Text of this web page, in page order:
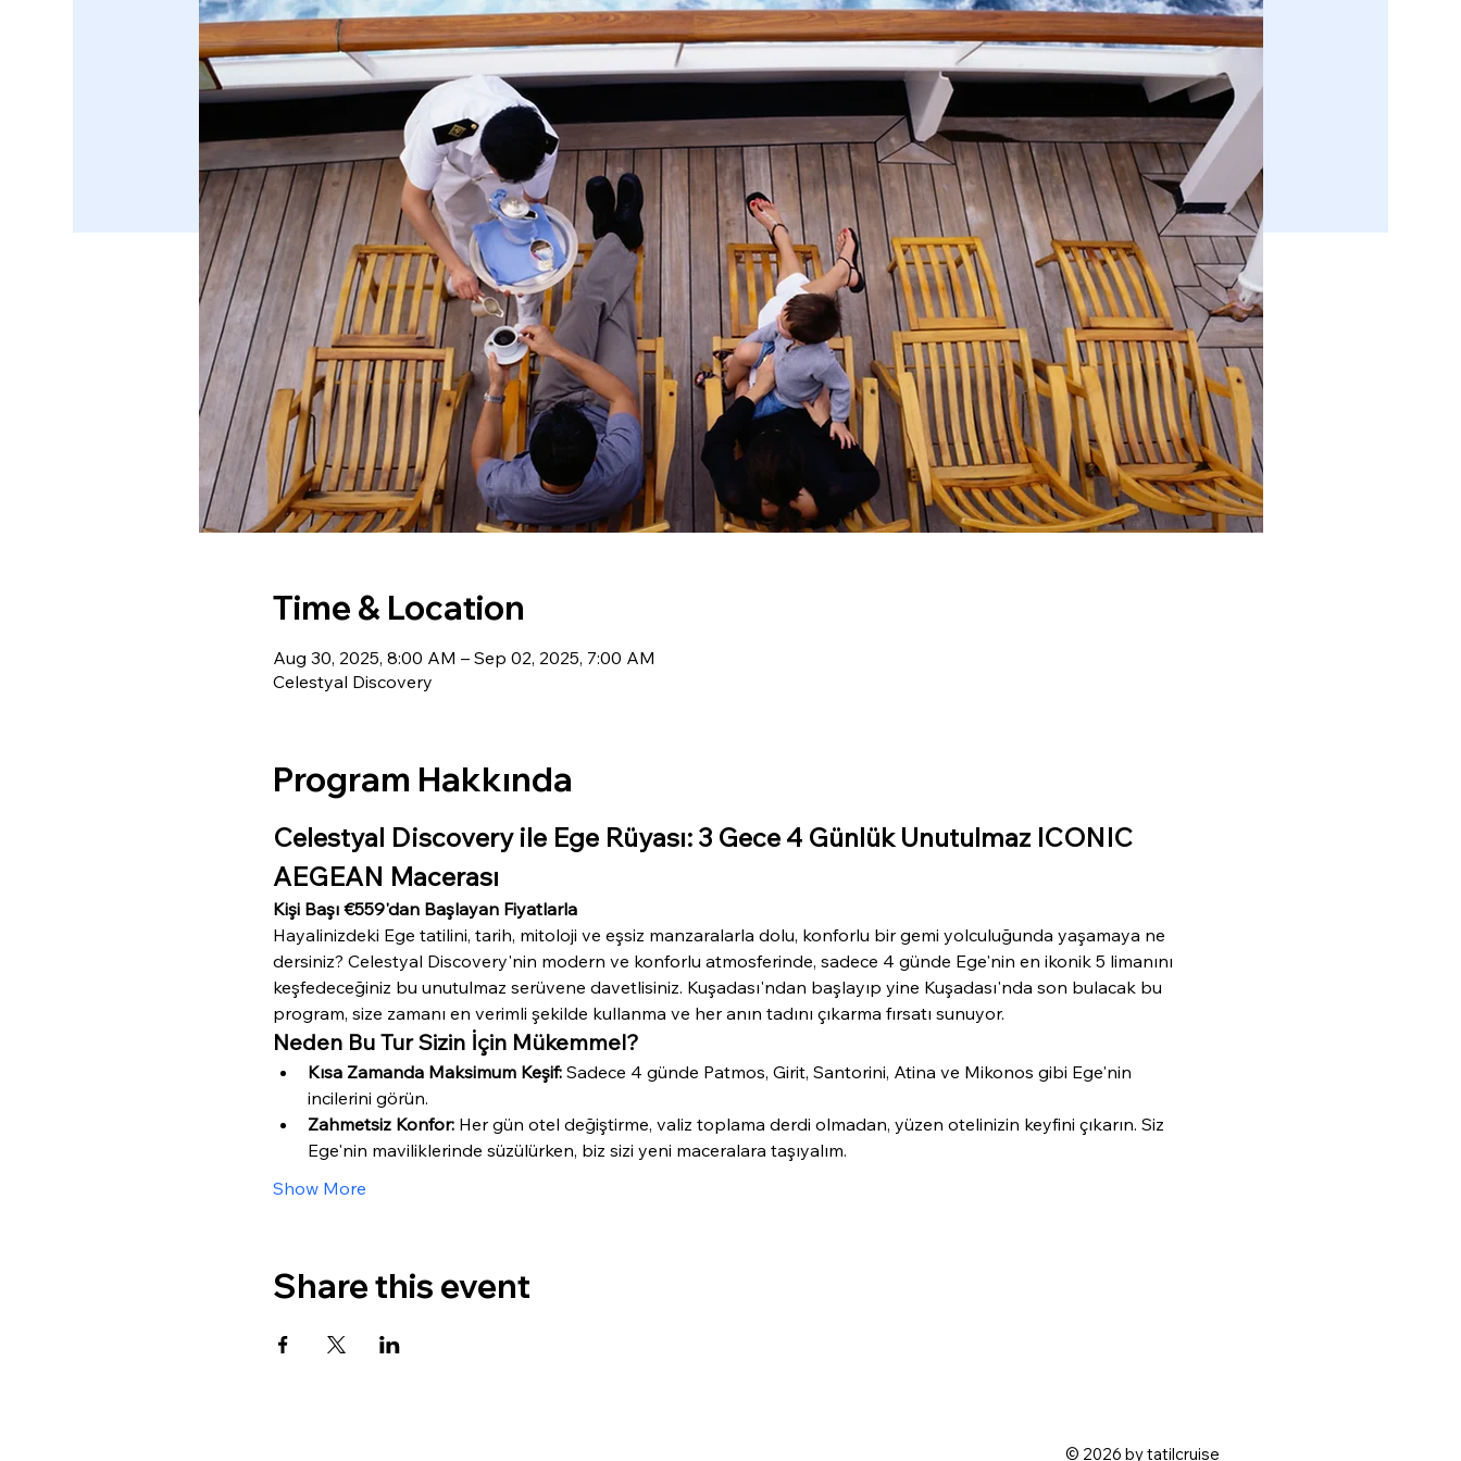
Time & Location
Aug 30, 2025, 8:00 AM – Sep 02, 2025, 7:00 AM
Celestyal Discovery
Program Hakkında
Celestyal Discovery ile Ege Rüyası: 3 Gece 4 Günlük Unutulmaz ICONIC
AEGEAN Macerası
Kişi Başı €559'dan Başlayan Fiyatlarla
Hayalinizdeki Ege tatilini, tarih, mitoloji ve eşsiz manzaralarla dolu, konforlu bir gemi yolculuğunda yaşamaya ne
dersiniz? Celestyal Discovery'nin modern ve konforlu atmosferinde, sadece 4 günde Ege'nin en ikonik 5 limanını
keşfedeceğiniz bu unutulmaz serüvene davetlisiniz. Kuşadası'ndan başlayıp yine Kuşadası'nda son bulacak bu
program, size zamanı en verimli şekilde kullanma ve her anın tadını çıkarma fırsatı sunuyor.
Neden Bu Tur Sizin İçin Mükemmel?
Kısa Zamanda Maksimum Keşif: Sadece 4 günde Patmos, Girit, Santorini, Atina ve Mikonos gibi Ege'nin
incilerini görün.
Zahmetsiz Konfor: Her gün otel değiştirme, valiz toplama derdi olmadan, yüzen otelinizin keyfini çıkarın. Siz
Ege'nin maviliklerinde süzülürken, biz sizi yeni maceralara taşıyalım.
Show More
Share this event
© 2026 by tatilcruise